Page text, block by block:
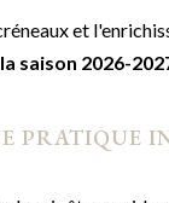
et
saison 2026-
PRATIQUE